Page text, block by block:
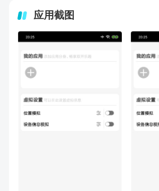
应用截图